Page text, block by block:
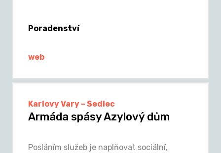
Poradenství
web
Karlovy Vary – Sedlec
Armáda spásy Azylový dům
Posláním služeb je naplňovat sociální,